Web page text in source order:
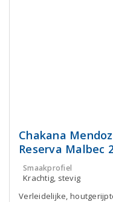
Chakana
Reserva Malbec
Smaakprofiel
Krachtig, stevig
Verleidelijke,